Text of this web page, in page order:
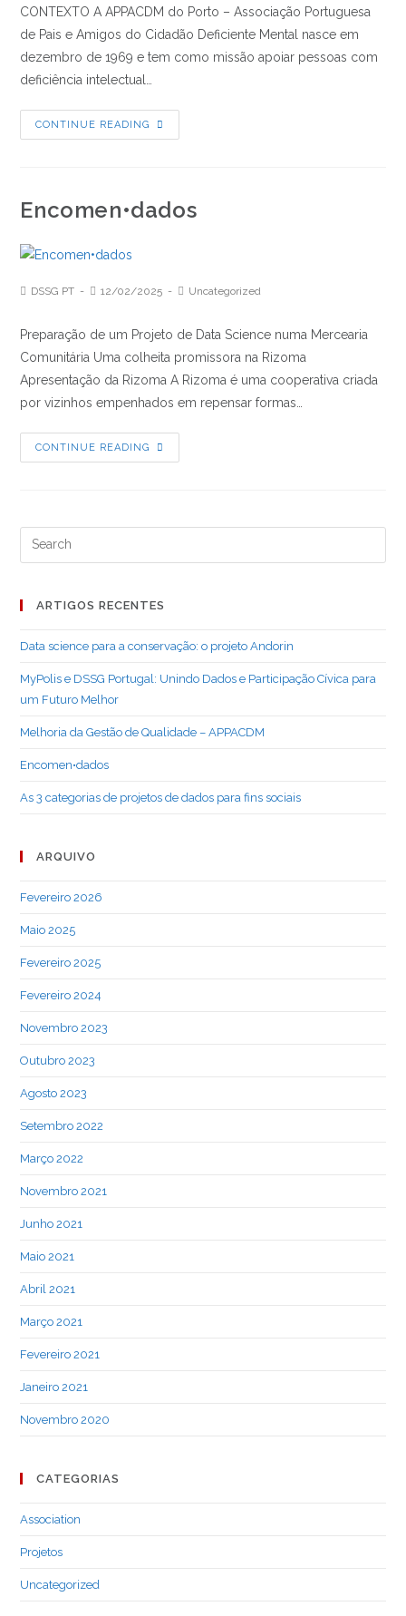
Futuro
Melhor
CONTEXTO A APPACDM do Porto – Associação Portuguesa
de Pais e Amigos do Cidadão Deficiente Mental nasce em
dezembro de 1969 e tem como missão apoiar pessoas com
deficiência intelectual…
CONTINUE READING
da
Qualidade
Encomen•dados
PostDSSG PT
Post12/02/2025
PostUncategorized
Preparação de um Projeto de Data Science numa Mercearia
Comunitária Uma colheita promissora na Rizoma
Apresentação da Rizoma A Rizoma é uma cooperativa criada
por vizinhos empenhados em repensar formas…
CONTINUE READING
Search
ARTIGOS RECENTES
Data science para a conservação: o projeto Andorin
MyPolis e DSSG Portugal: Unindo Dados e Participação Cívica para
um Futuro Melhor
Melhoria da Gestão de Qualidade – APPACDM
Encomen•dados
As 3 categorias de projetos de dados para fins sociais
ARQUIVO
Fevereiro 2026
Maio 2025
Fevereiro 2025
Fevereiro 2024
Novembro 2023
Outubro 2023
Agosto 2023
Setembro 2022
Março 2022
Novembro 2021
Junho 2021
Maio 2021
Abril 2021
Março 2021
Fevereiro 2021
Janeiro 2021
Novembro 2020
CATEGORIAS
Association
Projetos
Uncategorized